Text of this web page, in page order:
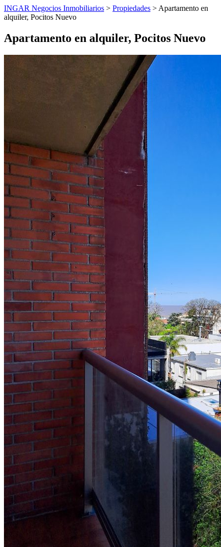
INGAR Negocios Inmobiliarios > Propiedades > Apartamento en
alquiler, Pocitos Nuevo
Apartamento en alquiler, Pocitos Nuevo